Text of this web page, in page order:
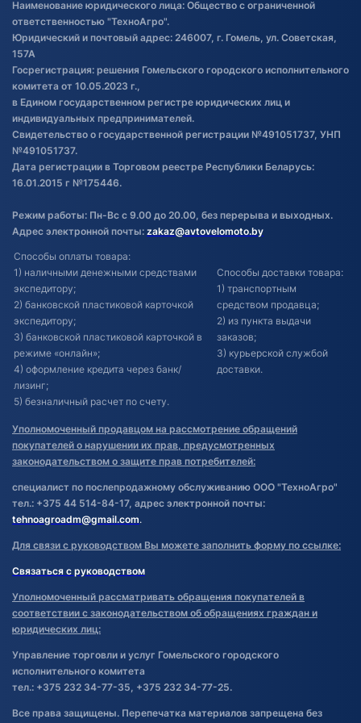
Обработка файлов cookie
Постановка транспорта на учет
Обновления в ЭПТС 2024
Наименование юридического лица: Общество с ограниченной
ответственностью "ТехноАгро".
Юридический и почтовый адрес: 246007, г. Гомель, ул. Советская,
157А
Госрегистрация: решения Гомельского городского исполнительного
комитета от 10.05.2023 г.,
в Едином государственном регистре юридических лиц и
индивидуальных предпринимателей.
Свидетельство о государственной регистрации №491051737, УНП
№491051737.
Дата регистрации в Торговом реестре Республики Беларусь:
16.01.2015 г №175446.
Режим работы: Пн-Вс с 9.00 до 20.00, без перерыва и выходных.
Адрес электронной почты: zakaz@avtovelomoto.by
Способы оплаты товара:
1) наличными денежными средствами
экспедитору;
2) банковской пластиковой карточкой
экспедитору;
3) банковской пластиковой карточкой в
режиме «онлайн»;
4) оформление кредита через банк/
лизинг;
5) безналичный расчет по счету.
Способы доставки товара:
1) транспортным
средством продавца;
2) из пункта выдачи
заказов;
3) курьерской службой
доставки.
Уполномоченный продавцом на рассмотрение обращений
покупателей о нарушении их прав, предусмотренных
законодательством о защите прав потребителей:
специалист по послепродажному обслуживанию ООО "ТехноАгро"
тел.: +375 44 514-84-17, адрес электронной почты:
tehnoagroadm@gmail.com.
Для связи с руководством Вы можете заполнить форму по ссылке:
Связаться с руководством
Уполномоченный рассматривать обращения покупателей в
соответствии с законодательством об обращениях граждан и
юридических лиц:
Управление торговли и услуг Гомельского городского
исполнительного комитета
тел.: +375 232 34-77-35, +375 232 34-77-25.
Все права защищены. Перепечатка материалов запрещена без